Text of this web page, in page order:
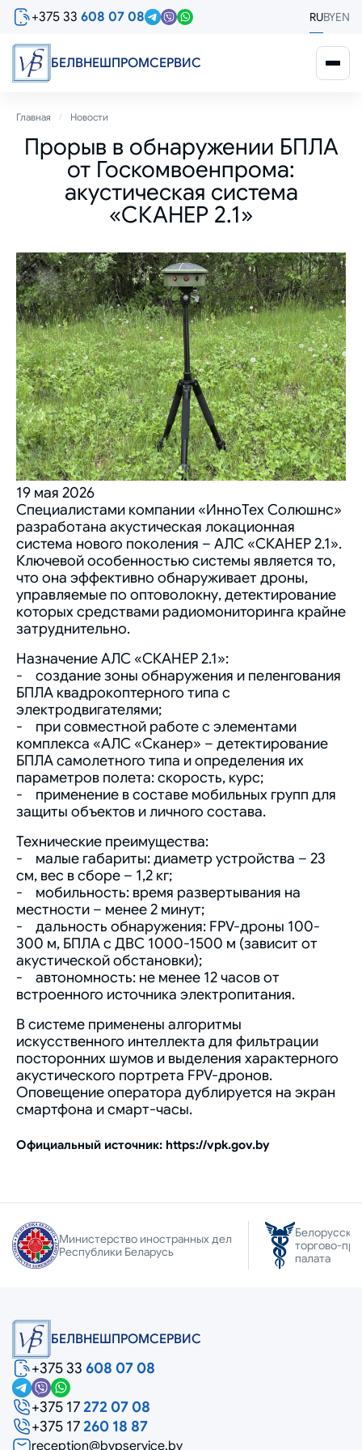
Перейти
содержанию
+375 33 608 07 08 RUBYEN
БЕЛВНЕШПРОМСЕРВИС
Строка
навигации
Главная Новости
Прорыв в обнаружении БПЛА
от Госкомвоенпрома:
акустическая система
«СКАНЕР 2.1»
19 мая 2026
Специалистами компании «ИнноТех Солюшнс»
разработана акустическая локационная
система нового поколения – АЛС «СКАНЕР 2.1».
Ключевой особенностью системы является то,
что она эффективно обнаруживает дроны,
управляемые по оптоволокну, детектирование
которых средствами радиомониторинга крайне
затруднительно.
Назначение АЛС «СКАНЕР 2.1»:
- создание зоны обнаружения и пеленгования
БПЛА квадрокоптерного типа с
электродвигателями;
- при совместной работе с элементами
комплекса «АЛС «Сканер» – детектирование
БПЛА самолетного типа и определения их
параметров полета: скорость, курс;
- применение в составе мобильных групп для
защиты объектов и личного состава.
Технические преимущества:
- малые габариты: диаметр устройства – 23
см, вес в сборе – 1,2 кг;
- мобильность: время развертывания на
местности – менее 2 минут;
- дальность обнаружения: FPV-дроны 100-
300 м, БПЛА с ДВС 1000-1500 м (зависит от
акустической обстановки);
- автономность: не менее 12 часов от
встроенного источника электропитания.
В системе применены алгоритмы
искусственного интеллекта для фильтрации
посторонних шумов и выделения характерного
акустического портрета FPV-дронов.
Оповещение оператора дублируется на экран
смартфона и смарт-часы.
Официальный источник: https://vpk.gov.by
Министерство иностранных дел
Республики Беларусь
Белорусская
торгово-
палата
БЕЛВНЕШПРОМСЕРВИС
+375 33 608 07 08
+375 17 272 07 08
+375 17 260 18 87
reception@bvpservice.by